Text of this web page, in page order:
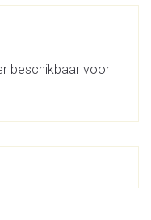
beschikbaar voor